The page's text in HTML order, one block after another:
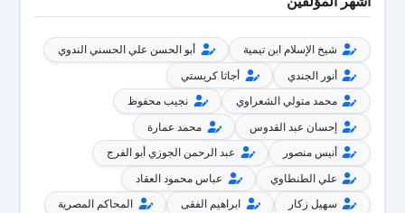
شيخ الإسلام ابن تيمية
أبو الحسن علي الحسني الندوي
أنور الجندي
أجاثا كريستي
محمد متولي الشعراوي
نجيب محفوظ
إحسان عبد القدوس
محمد عمارة
أنيس منصور
عبد الرحمن الجوزي أبو الفرج
علي الطنطاوي
عباس محمود العقاد
سهيل زكار
ابراهيم الفقى المحاكم المصرية